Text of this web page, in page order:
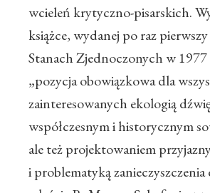
wcieleń krytyczno-pisarskich.
książce, wydanej po raz
Stanach Zjednoczonych w
„pozycja obowiązkowa dla
zainteresowanych ekologią
współczesnym i historycznym
ale też projektowaniem
i problematyką